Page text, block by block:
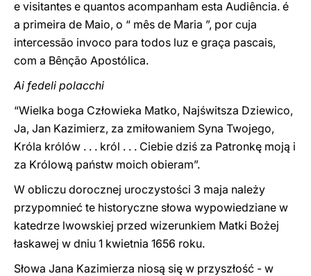
e visitantes e quantos acompanham esta Audiência. é
a primeira de Maio, o “ mês de Maria ”, por cuja
intercessão invoco para todos luz e graça pascais,
com a Bênção Apostólica.
Ai fedeli polacchi
“Wielka boga Człowieka Matko, Najświtsza Dziewico,
Ja, Jan Kazimierz, za zmiłowaniem Syna Twojego,
Króla królów . . . król . . . Ciebie dziś za Patronkę moją i
za Królową państw moich obieram”.
W obliczu dorocznej uroczystości 3 maja należy
przypomnieć te historyczne słowa wypowiedziane w
katedrze lwowskiej przed wizerunkiem Matki Bożej
łaskawej w dniu 1 kwietnia 1656 roku.
Słowa Jana Kazimierza niosą się w przyszłość - w